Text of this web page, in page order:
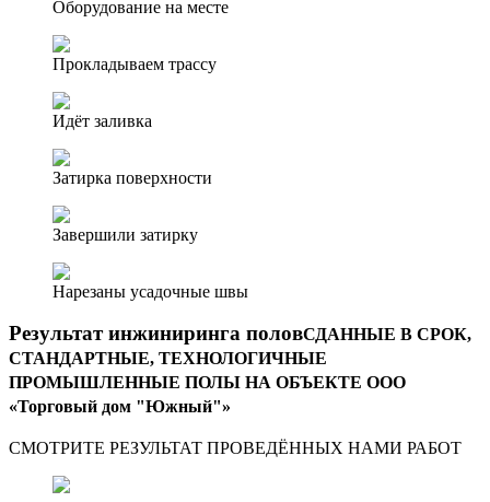
Оборудование на месте
Прокладываем трассу
Идёт заливка
Затирка поверхности
Завершили затирку
Нарезаны усадочные швы
Результат инжиниринга половСДАННЫЕ В СРОК,
СТАНДАРТНЫЕ, ТЕХНОЛОГИЧНЫЕ
ПРОМЫШЛЕННЫЕ ПОЛЫ НА ОБЪЕКТЕ ООО
«Торговый дом "Южный"»
СМОТРИТЕ РЕЗУЛЬТАТ ПРОВЕДЁННЫХ НАМИ РАБОТ